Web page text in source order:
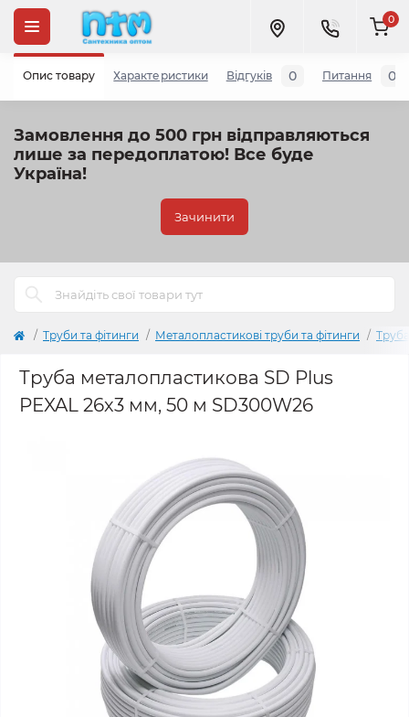
Замовлення до 500 грн відправляються
лише за передоплатою! Все буде
Україна!
Зачинити
0
Труби та фітинги Металопластикові труби та фітинги
Труба металопластикова SD Plus
PEXAL 26х3 мм, 50 м SD300W26
Опис товару Характеристики Відгуків 0 Питання 0